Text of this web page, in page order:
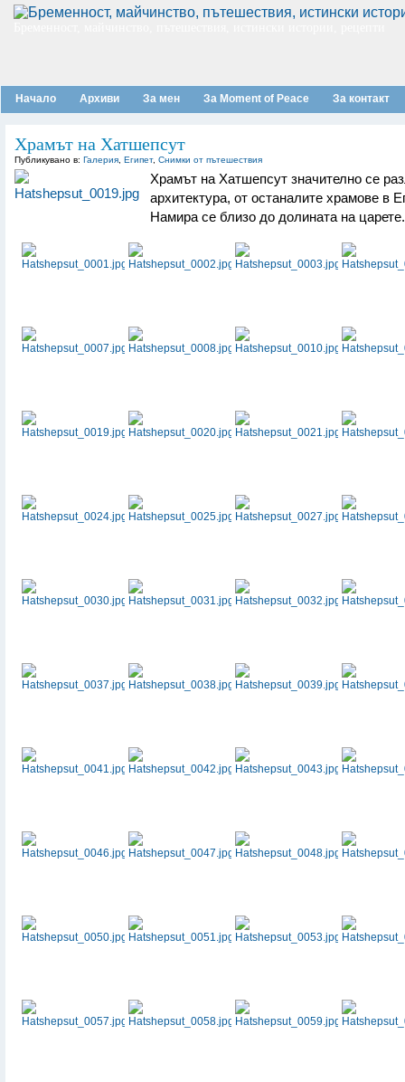
Начало Архиви За мен За Moment of Peace За контакт
Храмът на Хатшепсут
Публикувано в: Галерия Египет, Снимки от пътешествия
Храмът на Хатшепсут значително се
архитектура, от останалите храмове в
Намира се близо до долината на царете.